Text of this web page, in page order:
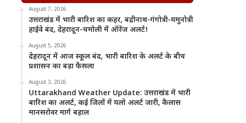
August 7, 2026
उत्तराखंड में भारी बारिश का कहर, बद्रीनाथ-गंगोत्री-यमुनोत्री
हाईवे बंद, देहरादून-चमोली में ऑरेंज अलर्ट!
August 5, 2026
देहरादून में आज स्कूल बंद, भारी बारिश के अलर्ट के बीच
प्रशासन का बड़ा फैसला
August 3, 2026
Uttarakhand Weather Update: उत्तराखंड में भारी
बारिश का अलर्ट, कई जिलों में यलो अलर्ट जारी, कैलास
मानसरोवर मार्ग बहाल